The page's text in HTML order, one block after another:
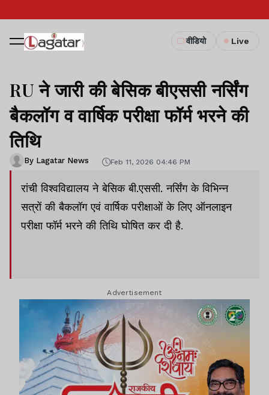
वीडियो Live
RU ने जारी की बेसिक बीएससी नर्सिंग
बैकलॉग व वार्षिक परीक्षा फॉर्म भरने की
तिथि
By Lagatar News Feb 11, 2026 04:46 PM
रांची विश्वविद्यालय ने बेसिक बी.एससी. नर्सिंग के विभिन्न
सत्रों की बैकलॉग एवं वार्षिक परीक्षाओं के लिए ऑनलाइन
परीक्षा फॉर्म भरने की तिथि घोषित कर दी है.
Advertisement